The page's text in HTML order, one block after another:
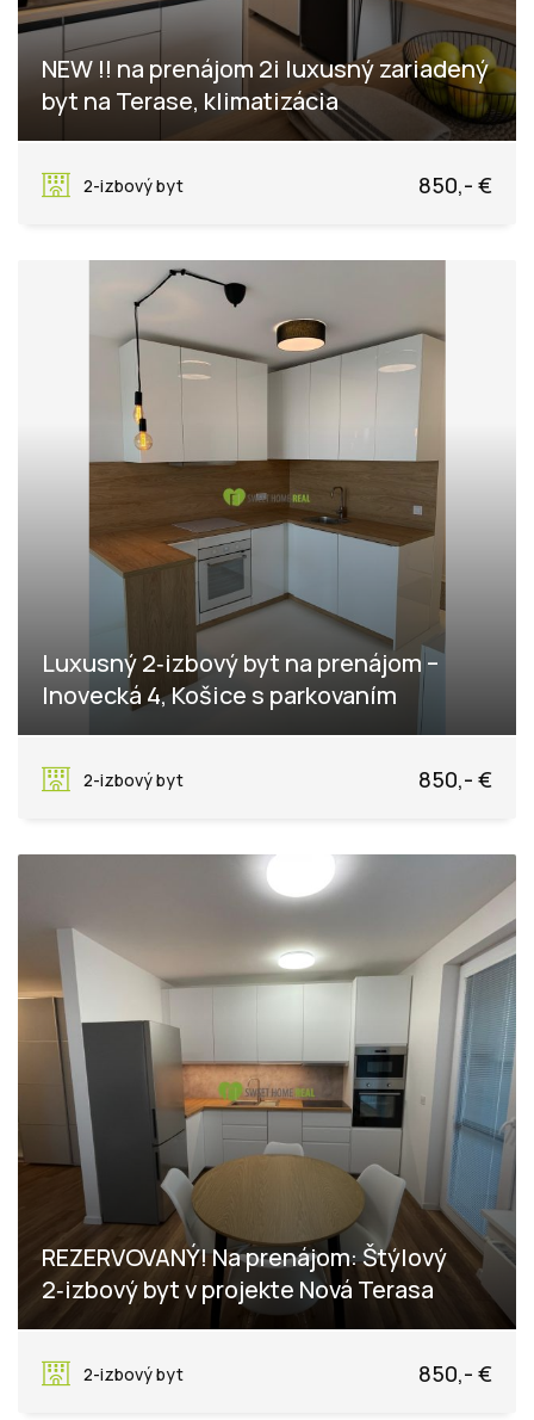
NEW !! na prenájom 2i luxusný zariadený
byt na Terase, klimatizácia
2-izbový byt
850,- €
Luxusný 2‑izbový byt na prenájom –
Inovecká 4, Košice s parkovaním
2-izbový byt
850,- €
REZERVOVANÝ! Na prenájom: Štýlový
2‑izbový byt v projekte Nová Terasa
2-izbový byt
850,- €